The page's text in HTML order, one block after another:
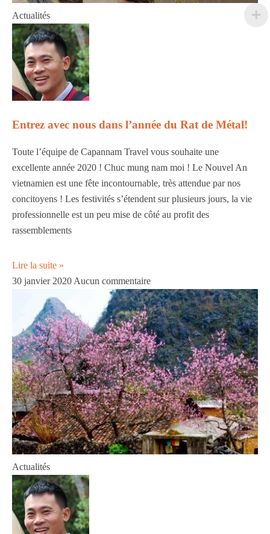
Actualités
Entrez avec nous dans l’année du Rat de Métal!
Toute l’équipe de Capannam Travel vous souhaite une
excellente année 2020 ! Chuc mung nam moi ! Le Nouvel An
vietnamien est une fête incontournable, très attendue par nos
concitoyens ! Les festivités s’étendent sur plusieurs jours, la vie
professionnelle est un peu mise de côté au profit des
rassemblements
Lire la suite »
30 janvier 2020 Aucun commentaire
Actualités